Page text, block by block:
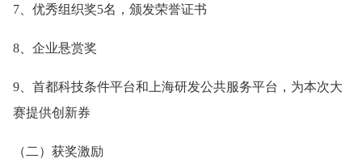
7、优秀组织奖5名，颁发荣誉证书
8、企业悬赏奖
9、首都科技条件平台和上海研发公共服务平台，为本次大
赛提供创新券
（二）获奖激励